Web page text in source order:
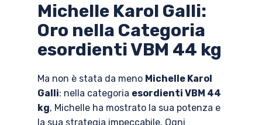
Michelle Karol Galli:
Oro nella Categoria
esordienti VBM 44 kg
Ma non è stata da meno Michelle Karol
Galli: nella categoria esordienti VBM 44
kg, Michelle ha mostrato la sua potenza e
la sua strategia impeccabile. Ogni